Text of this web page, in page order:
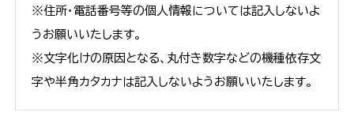
※住所・電話番号等の個人情報については記入しないよ
うお願いいたします。
※文字化けの原因となる、丸付き数字などの機種依存文
字や半角カタカナは記入しないようお願いいたします。